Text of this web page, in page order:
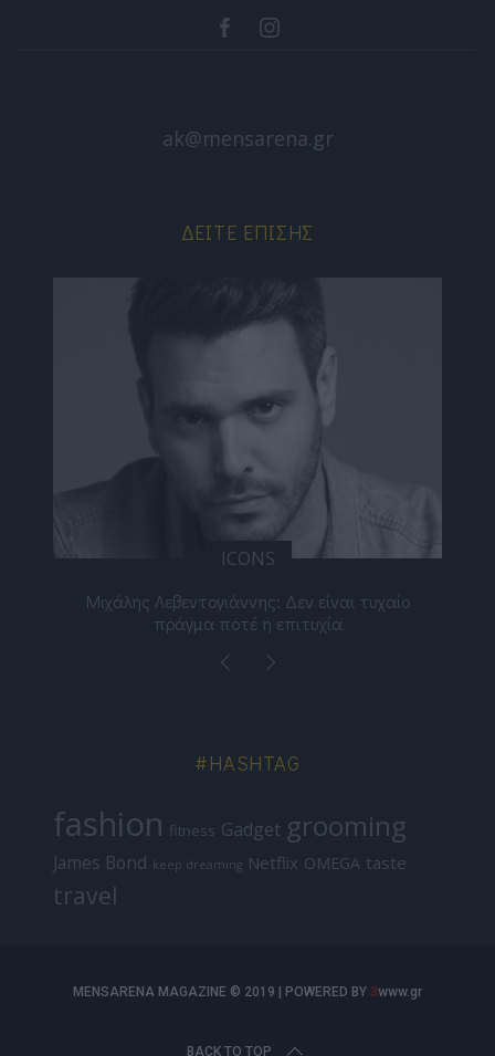
ak@mensarena.gr
ΔΕΊΤΕ ΕΠΊΣΗΣ
ICONS
Μιχάλης Λεβεντογιάννης: Δεν είναι τυχαίο
πράγμα ποτέ η επιτυχία
#HASHTAG
fashion fitness Gadget grooming
James Bond keep dreaming Netflix OMEGA taste
travel
MENSARENA MAGAZINE © 2019 | POWERED BY 3www.gr
BACK TO TOP